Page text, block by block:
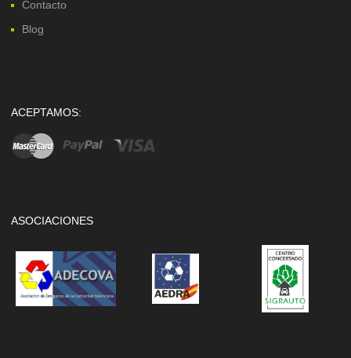
Contacto
Blog
ACEPTAMOS:
ASOCIACIONES